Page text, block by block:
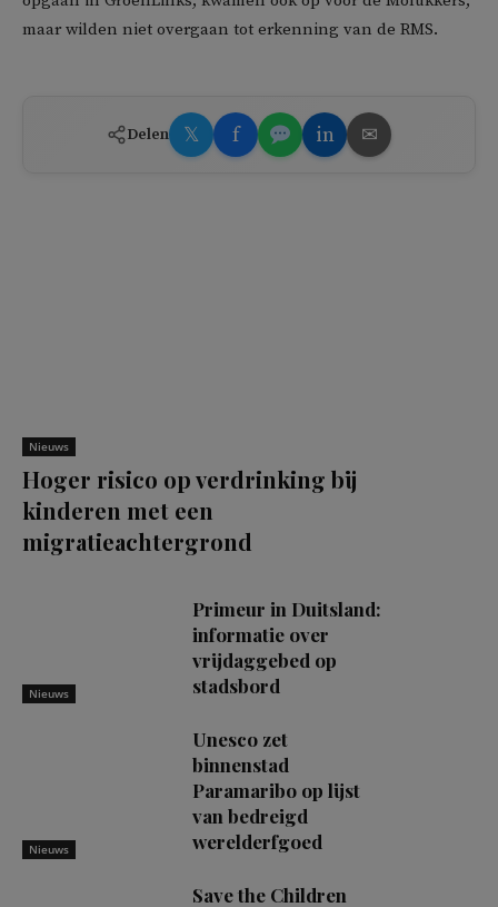
maar wilden niet overgaan tot erkenning van de RMS.
Delen 𝕏 f in ✉
Nieuws
Hoger risico op verdrinking bij
kinderen met een
migratieachtergrond
Nieuws
Primeur in Duitsland:
informatie over
vrijdaggebed op
stadsbord
Nieuws
Unesco zet
binnenstad
Paramaribo op lijst
van bedreigd
werelderfgoed
Save the Children